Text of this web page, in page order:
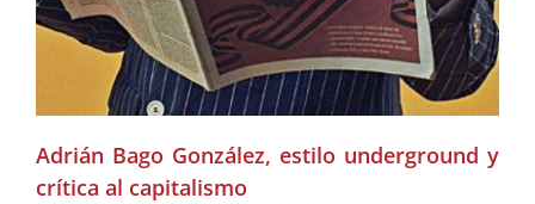
Adrián Bago González, estilo underground y
crítica al capitalismo